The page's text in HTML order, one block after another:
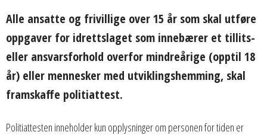
Alle ansatte og frivillige over 15 år som skal utføre
oppgaver for idrettslaget som innebærer et tillits-
eller ansvarsforhold overfor mindreårige (opptil 18
år) eller mennesker med utviklingshemming, skal
framskaffe politiattest.
Politiattesten inneholder kun opplysninger om personen for tiden er